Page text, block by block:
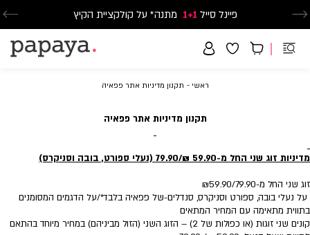
משלוח חינם בקנייה מעל 299₪ | זמני אספקה עד 5 ימי עסקים
פיינל סייל 1+1 מתנה* על קולקציית הקיץ
נעלי ספורט וסניקרס זוג שני החל מ-59.90
ראשי ראשי
תקנון מדיניות אתר פפאיה
תקנון מדיניות אתר פפאיה
מדיניות זוג שני החל מ-59.90 ₪ /79.90 (נעלי ספורט, בובה וסניקרס)
זוג שני החל מ-₪59.90/79.90
על נעלי בובה, ספורט וסניקרס, סנדלים-של פפאיה בלבד*/על הדגמים המסומנים
בתווית מתאימה עם המחיר המתאים
קונים שני זוגות (או כפולות של 2) – הזוג השני (הזול מביניהם) במחיר מיוחד בהתאם